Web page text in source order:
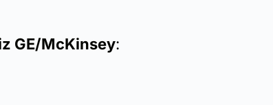
GE/McKinsey: